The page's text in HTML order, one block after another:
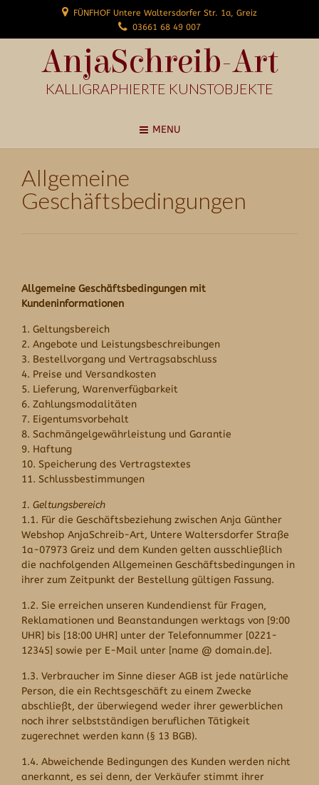
FÜNFHOF Untere Waltersdorfer Str. 1a, Greiz
03661 68 49 007
AnjaSchreib-Art
KALLIGRAPHIERTE KUNSTOBJEKTE
MENU
Allgemeine
Geschäftsbedingungen
Allgemeine Geschäftsbedingungen mit
Kundeninformationen
1. Geltungsbereich
2. Angebote und Leistungsbeschreibungen
3. Bestellvorgang und Vertragsabschluss
4. Preise und Versandkosten
5. Lieferung, Warenverfügbarkeit
6. Zahlungsmodalitäten
7. Eigentumsvorbehalt
8. Sachmängelgewährleistung und Garantie
9. Haftung
10. Speicherung des Vertragstextes
11. Schlussbestimmungen
1. Geltungsbereich
1.1. Für die Geschäftsbeziehung zwischen Anja Günther
Webshop AnjaSchreib-Art, Untere Waltersdorfer Straße
1a-07973 Greiz und dem Kunden gelten ausschließlich
die nachfolgenden Allgemeinen Geschäftsbedingungen in
ihrer zum Zeitpunkt der Bestellung gültigen Fassung.
1.2. Sie erreichen unseren Kundendienst für Fragen,
Reklamationen und Beanstandungen werktags von [9:00
UHR] bis [18:00 UHR] unter der Telefonnummer [0221-
12345] sowie per E-Mail unter [name @ domain.de].
1.3. Verbraucher im Sinne dieser AGB ist jede natürliche
Person, die ein Rechtsgeschäft zu einem Zwecke
abschließt, der überwiegend weder ihrer gewerblichen
noch ihrer selbstständigen beruflichen Tätigkeit
zugerechnet werden kann (§ 13 BGB).
1.4. Abweichende Bedingungen des Kunden werden nicht
anerkannt, es sei denn, der Verkäufer stimmt ihrer